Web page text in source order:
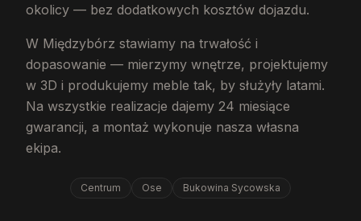
okolicy — bez dodatkowych kosztów dojazdu.
W Międzybórz stawiamy na trwałość i
dopasowanie — mierzymy wnętrze, projektujemy
w 3D i produkujemy meble tak, by służyły latami.
Na wszystkie realizacje dajemy 24 miesiące
gwarancji, a montaż wykonuje nasza własna
ekipa.
Centrum Ose Bukowina Sycowska